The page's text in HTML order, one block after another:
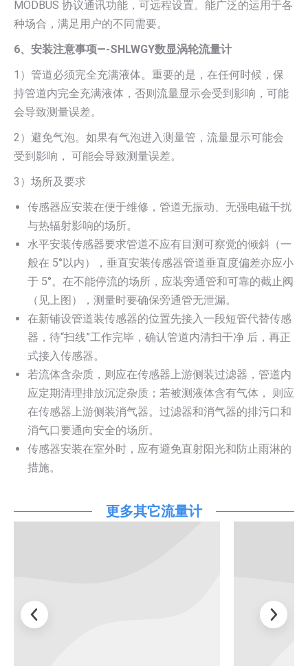
MODBUS 协议通讯功能，可远程设置。能广泛的运用于各
种场合，满足用户的不同需要。
6、安装注意事项—-SHLWGY数显涡轮流量计
1）管道必须完全充满液体。重要的是，在任何时候，保
持管道内完全充满液体，否则流量显示会受到影响，可能
会导致测量误差。
2）避免气泡。如果有气泡进入测量管，流量显示可能会
受到影响， 可能会导致测量误差。
3）场所及要求
传感器应安装在便于维修，管道无振动、无强电磁干扰
与热辐射影响的场所。
水平安装传感器要求管道不应有目测可察觉的倾斜（一
般在 5°以内），垂直安装传感器管道垂直度偏差亦应小
于 5°。在不能停流的场所，应装旁通管和可靠的截止阀
（见上图），测量时要确保旁通管无泄漏。
在新铺设管道装传感器的位置先接入一段短管代替传感
器，待“扫线”工作完毕，确认管道内清扫干净 后，再正
式接入传感器。
若流体含杂质，则应在传感器上游侧装过滤器，管道内
应定期清理排放沉淀杂质；若被测液体含有气体， 则应
在传感器上游侧装消气器。过滤器和消气器的排污口和
消气口要通向安全的场所。
传感器安装在室外时，应有避免直射阳光和防止雨淋的
措施。
更多其它流量计